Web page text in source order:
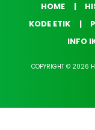
HOME
KODE ETIK
INFO
COPYRIGHT © 2026